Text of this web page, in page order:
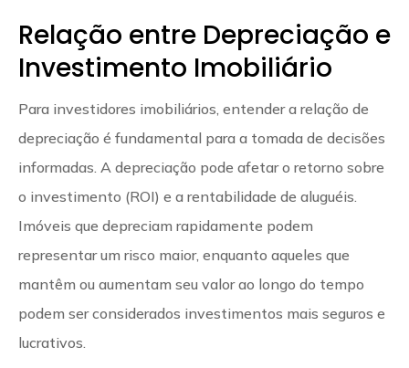
Relação entre Depreciação e
Investimento Imobiliário
Para investidores imobiliários, entender a relação de
depreciação é fundamental para a tomada de decisões
informadas. A depreciação pode afetar o retorno sobre
o investimento (ROI) e a rentabilidade de aluguéis.
Imóveis que depreciam rapidamente podem
representar um risco maior, enquanto aqueles que
mantêm ou aumentam seu valor ao longo do tempo
podem ser considerados investimentos mais seguros e
lucrativos.